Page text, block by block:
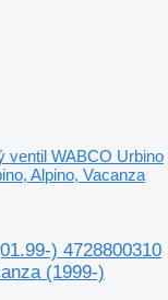
ventil WABCO Urbino
Alpino, Vacanza
) 4728800310
(1999-)